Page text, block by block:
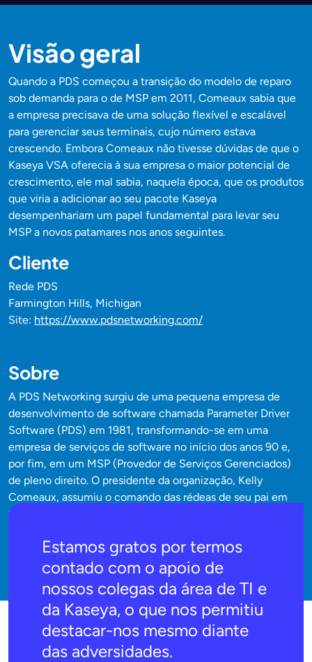
Visão geral
Quando a PDS começou a transição do modelo de reparo
sob demanda para o de MSP em 2011, Comeaux sabia que
a empresa precisava de uma solução flexível e escalável
para gerenciar seus terminais, cujo número estava
crescendo. Embora Comeaux não tivesse dúvidas de que o
Kaseya VSA oferecia à sua empresa o maior potencial de
crescimento, ele mal sabia, naquela época, que os produtos
que viria a adicionar ao seu pacote Kaseya
desempenhariam um papel fundamental para levar seu
MSP a novos patamares nos anos seguintes.
Cliente
Rede PDS
Farmington Hills, Michigan
Site: https://www.pdsnetworking.com/
Sobre
A PDS Networking surgiu de uma pequena empresa de
desenvolvimento de software chamada Parameter Driver
Software (PDS) em 1981, transformando-se em uma
empresa de serviços de software no início dos anos 90 e,
por fim, em um MSP (Provedor de Serviços Gerenciados)
de pleno direito. O presidente da organização, Kelly
Comeaux, assumiu o comando das rédeas de seu pai em
1998, após ter crescido no negócio. Sua paixão por análises
Networking ao longo dos anos.
Estamos gratos por termos
contado com o apoio de
nossos colegas da área de TI e
da Kaseya, o que nos permitiu
destacar-nos mesmo diante
das adversidades.